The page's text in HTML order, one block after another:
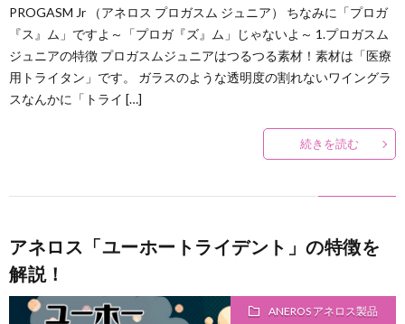
PROGASM Jr （アネロス プロガスム ジュニア） ちなみに「プロガ
『ス』ム」ですよ～「プロガ『ズ』ム」じゃないよ～ 1.プロガスム
ジュニアの特徴 プロガスムジュニアはつるつる素材！素材は「医療
用トライタン」です。 ガラスのような透明度の割れないワイングラ
スなんかに「トライ […]
続きを読む
アネロス「ユーホートライデント」の特徴を
解説！
ANEROS アネロス製品